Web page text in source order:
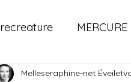
recreature MERCURE
Melleseraphine-net